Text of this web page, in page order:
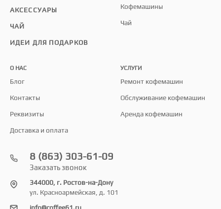
АКСЕССУАРЫ
ЧАЙ
ИДЕИ ДЛЯ ПОДАРКОВ
Кофемашины
Чай
О НАС
Блог
Контакты
Реквизиты
Доставка и оплата
УСЛУГИ
Ремонт кофемашин
Обслуживание кофемашин
Аренда кофемашин
8 (863) 303-61-09
Заказать звонок
344000, г. Ростов-на-Дону
ул. Красноармейская, д. 101